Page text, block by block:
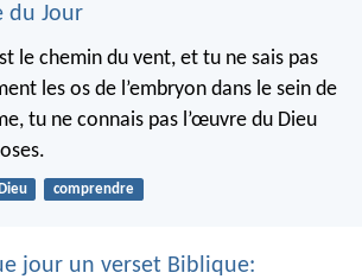
du Jour
le chemin du vent, et tu ne sais pas
les os de l’embryon dans le sein de
tu ne connais pas l’œuvre du Dieu
Dieu comprendre
jour un verset Biblique: